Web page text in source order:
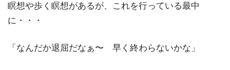
瞑想や歩く瞑想があるが、これを行っている最中
に・・・
「なんだか退屈だなぁ〜 早く終わらないかな」